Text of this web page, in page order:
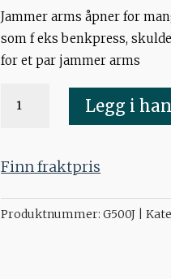
Jammer arms åpner for
som f eks benkpress,
for et par jammer arms
G500
Legg i
Finn fraktpris
Produktnummer:G500J